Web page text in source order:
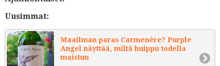
Uusimmat:
Maailman paras Carmenère? Purple
Angel näyttää, miltä huippu todella
maistuu